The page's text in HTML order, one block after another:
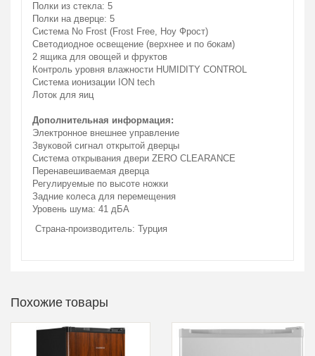
Полки из стекла: 5
Полки на дверце: 5
Система No Frost (Frost Free, Ноу Фрост)
Светодиодное освещение (верхнее и по бокам)
2 ящика для овощей и фруктов
Контроль уровня влажности HUMIDITY CONTROL
Система ионизации ION tech
Лоток для яиц
Дополнительная информация:
Электронное внешнее управление
Звуковой сигнал открытой дверцы
Система открывания двери ZERO CLEARANCE
Перенавешиваемая дверца
Регулируемые по высоте ножки
Задние колеса для перемещения
Уровень шума: 41 дБA
Страна-производитель: Турция
Похожие товары